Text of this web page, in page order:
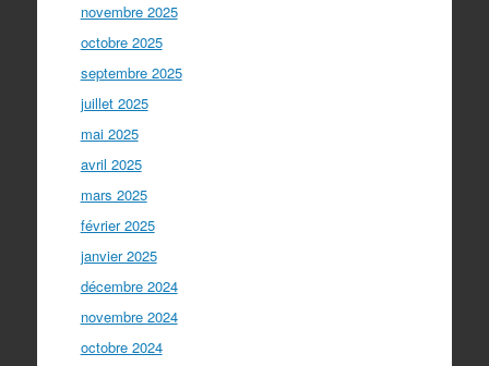
novembre 2025
octobre 2025
septembre 2025
juillet 2025
mai 2025
avril 2025
mars 2025
février 2025
janvier 2025
décembre 2024
novembre 2024
octobre 2024